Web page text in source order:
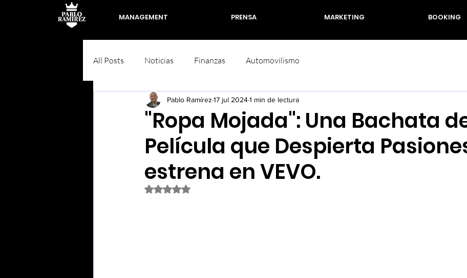
MANAGEMENT PRENSA MARKETING BOOKING
All Posts Noticias Finanzas Automovilismo
"Ropa Mojada": Una Bachata
Película que Despierta
estrena en VEVO.
Pablo Ramírez 17 jul 20241 min de lectura
Obtuvo NaN de 5 estrellas.